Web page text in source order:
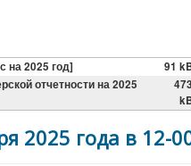
на 2025 год]
91
отчетности на 2025
2025 года в 12-